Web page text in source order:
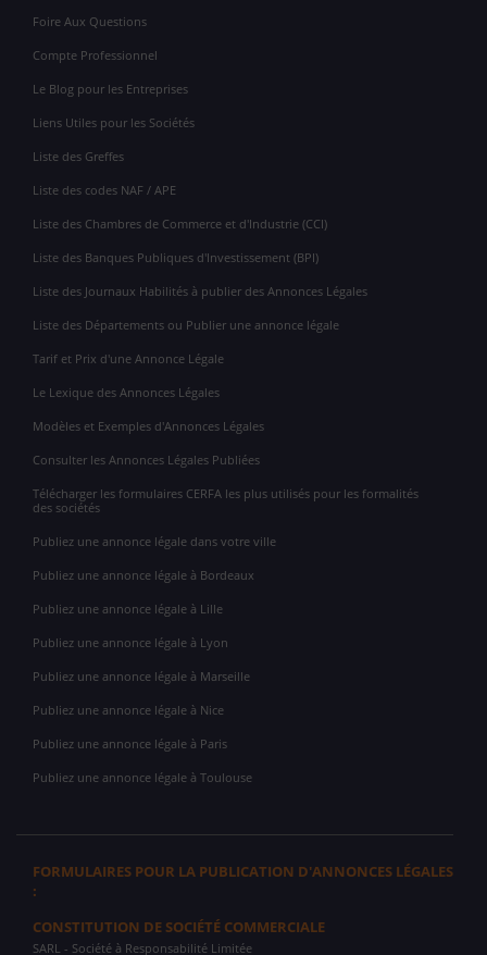
Foire Aux Questions
Compte Professionnel
Le Blog pour les Entreprises
Liens Utiles pour les Sociétés
Liste des Greffes
Liste des codes NAF / APE
Liste des Chambres de Commerce et d'Industrie (CCI)
Liste des Banques Publiques d'Investissement (BPI)
Liste des Journaux Habilités à publier des Annonces Légales
Liste des Départements ou Publier une annonce légale
Tarif et Prix d'une Annonce Légale
Le Lexique des Annonces Légales
Modèles et Exemples d'Annonces Légales
Consulter les Annonces Légales Publiées
Télécharger les formulaires CERFA les plus utilisés pour les formalités
des sociétés
Publiez une annonce légale dans votre ville
Publiez une annonce légale à Bordeaux
Publiez une annonce légale à Lille
Publiez une annonce légale à Lyon
Publiez une annonce légale à Marseille
Publiez une annonce légale à Nice
Publiez une annonce légale à Paris
Publiez une annonce légale à Toulouse
FORMULAIRES POUR LA PUBLICATION D'ANNONCES LÉGALES
:
CONSTITUTION DE SOCIÉTÉ COMMERCIALE
SARL - Société à Responsabilité Limitée